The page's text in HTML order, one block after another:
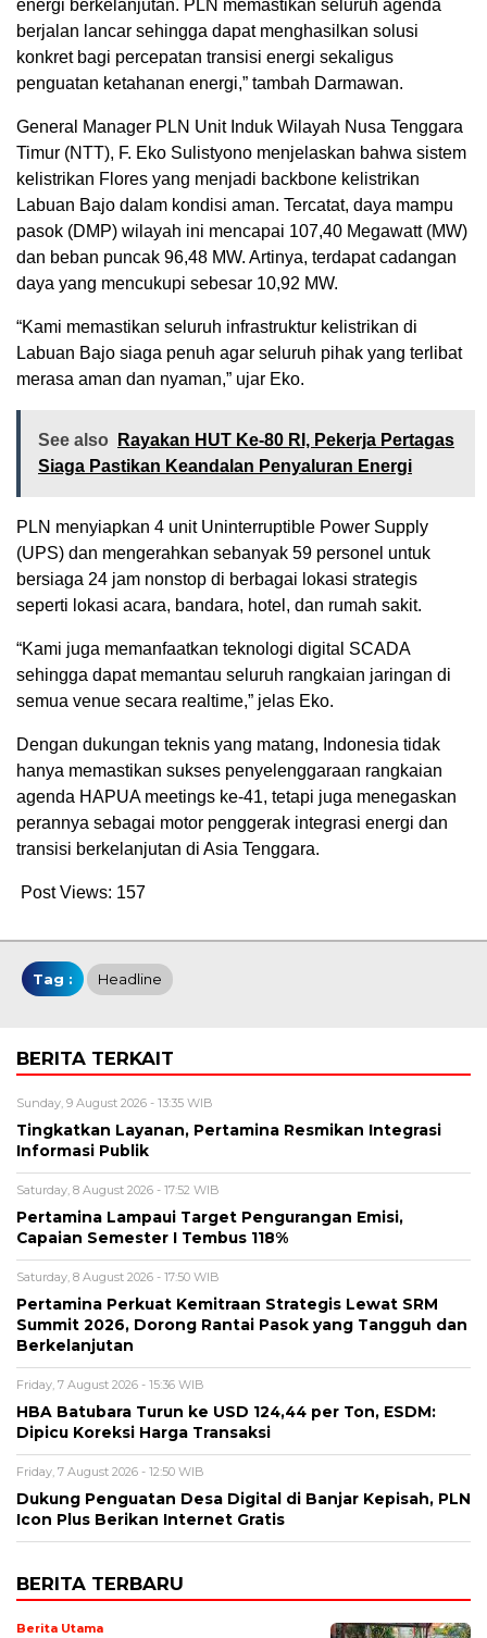
energi berkelanjutan. PLN memastikan seluruh agenda
berjalan lancar sehingga dapat menghasilkan solusi
konkret bagi percepatan transisi energi sekaligus
penguatan ketahanan energi,” tambah Darmawan.
General Manager PLN Unit Induk Wilayah Nusa Tenggara
Timur (NTT), F. Eko Sulistyono menjelaskan bahwa sistem
kelistrikan Flores yang menjadi backbone kelistrikan
Labuan Bajo dalam kondisi aman. Tercatat, daya mampu
pasok (DMP) wilayah ini mencapai 107,40 Megawatt (MW)
dan beban puncak 96,48 MW. Artinya, terdapat cadangan
daya yang mencukupi sebesar 10,92 MW.
“Kami memastikan seluruh infrastruktur kelistrikan di
Labuan Bajo siaga penuh agar seluruh pihak yang terlibat
merasa aman dan nyaman,” ujar Eko.
See also
Rayakan HUT Ke-80 RI, Pekerja Pertagas
Siaga Pastikan Keandalan Penyaluran Energi
PLN menyiapkan 4 unit Uninterruptible Power Supply
(UPS) dan mengerahkan sebanyak 59 personel untuk
bersiaga 24 jam nonstop di berbagai lokasi strategis
seperti lokasi acara, bandara, hotel, dan rumah sakit.
“Kami juga memanfaatkan teknologi digital SCADA
sehingga dapat memantau seluruh rangkaian jaringan di
semua venue secara realtime,” jelas Eko.
Dengan dukungan teknis yang matang, Indonesia tidak
hanya memastikan sukses penyelenggaraan rangkaian
agenda HAPUA meetings ke-41, tetapi juga menegaskan
perannya sebagai motor penggerak integrasi energi dan
transisi berkelanjutan di Asia Tenggara.
Post Views: 157
Tag : Headline
BERITA TERKAIT
Sunday, 9 August 2026 - 13:35 WIB
Tingkatkan Layanan, Pertamina Resmikan Integrasi
Informasi Publik
Saturday, 8 August 2026 - 17:52 WIB
Pertamina Lampaui Target Pengurangan Emisi,
Capaian Semester I Tembus 118%
Saturday, 8 August 2026 - 17:50 WIB
Pertamina Perkuat Kemitraan Strategis Lewat SRM
Summit 2026, Dorong Rantai Pasok yang Tangguh dan
Berkelanjutan
Friday, 7 August 2026 - 15:36 WIB
HBA Batubara Turun ke USD 124,44 per Ton, ESDM:
Dipicu Koreksi Harga Transaksi
Friday, 7 August 2026 - 12:50 WIB
Dukung Penguatan Desa Digital di Banjar Kepisah, PLN
Icon Plus Berikan Internet Gratis
BERITA TERBARU
Berita Utama